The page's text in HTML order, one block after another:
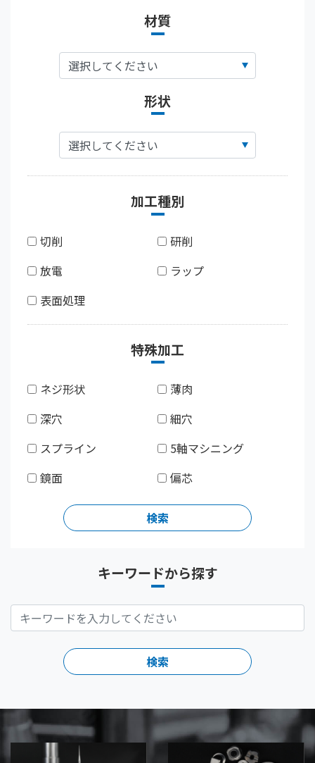
材質
形状
加工種別
切削
研削
放電
ラップ
表面処理
特殊加工
ネジ形状
薄肉
深穴
細穴
スプライン
5軸マシニング
鏡面
偏芯
キーワードから探す